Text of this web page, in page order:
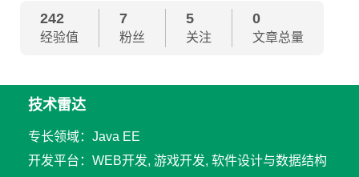
242
经验值
7
粉丝
5
关注
0
文章总量
技术雷达
专长领域：Java EE
开发平台：WEB开发, 游戏开发, 软件设计与数据结构